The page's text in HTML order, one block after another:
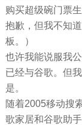
购买超级碗门票
抱歉，但我不知
板。）
也许我能说服我
已经与谷歌。但
是。
随着2005移动搜
歌家居和谷歌助